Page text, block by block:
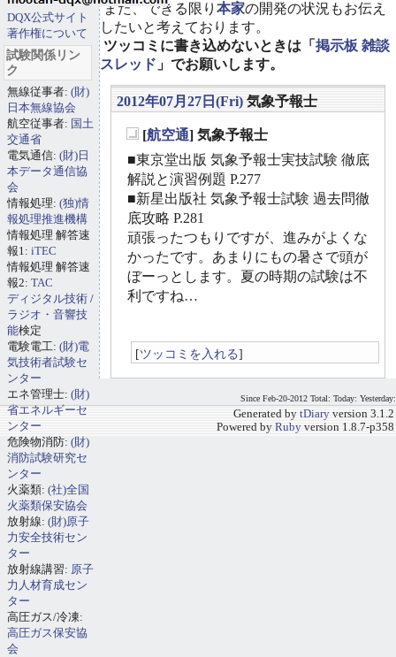
また、できる限り 本家の開発の状況もお伝え
したいと考えております。
ツッコミに書き込めないときは「 掲示板 雑談
スレッド 」でお願いします。
2012年07月27日(Fri) 気象予報士
[航空通] 気象予報士
■東京堂出版 気象予報士実技試験 徹底
解説と演習例題 P.277
■新星出版社 気象予報士試験 過去問徹
底攻略 P.281
頑張ったつもりですが、進みがよくな
かったです。あまりにもの暑さで頭が
ぼーっとします。夏の時期の試験は不
利ですね…
[ツッコミを入れる]
DQX公式サイト
著作権について
試験関係リン
ク
無線従事者: (財)
日本無線協会
航空従事者: 国土
交通省
電気通信: (財)日
本データ通信協
会
情報処理: (独)情
報処理推進機構
情報処理 解答速
報1: iTEC
情報処理 解答速
報2: TAC
ディジタル技術 /
ラジオ・音響技
能検定
電験電工: (財)電
気技術者試験セ
ンター
エネ管理士: (財)
省エネルギーセ
ンター
危険物消防: (財)
消防試験研究セ
ンター
火薬類: (社)全国
火薬類保安協会
放射線: (財)原子
力安全技術セン
ター
放射線講習: 原子
力人材育成セン
ター
高圧ガス/冷凍:
高圧ガス保安協
会
Since Feb-20-2012 Total: Today: Yesterday:
Generated by tDiary version 3.1.2
Powered by Ruby version 1.8.7-p358